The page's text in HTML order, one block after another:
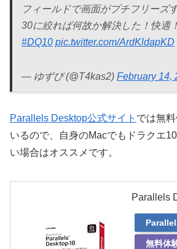
フィールドで画面がプチフリーズ
30に絞れば何故か解決した！快適！
#DQ10 pic.twitter.com/ArdKldapKD
— ゆずぴ (@T4kas2) February 14,
Parallels Desktop公式サイト では無
いるので、自身のMacでもドラクエ
い場合はオススメです。
Parallels
無料体